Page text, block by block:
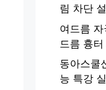
림 차단
여드름
드름 흉
동아스쿨
능 특강